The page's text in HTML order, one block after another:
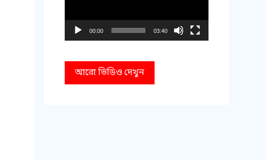
00:00 03:40
আরো ভিডিও দেখুন